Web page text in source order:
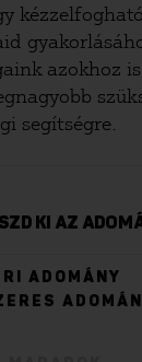
azokhoz
segítségre.
KI AZ
ADOMÁNY